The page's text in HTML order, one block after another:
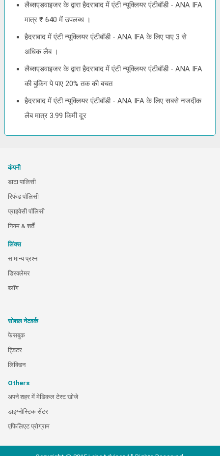
लैब्सएडवाइजर के द्वारा हैदराबाद में एंटी न्यूक्लियर एंटीबॉडी - ANA IFA
मात्र ₹ 640 में उपलब्ध ।
हैदराबाद में एंटी न्यूक्लियर एंटीबॉडी - ANA IFA के लिए पाए 3 से
अधिक लैब ।
लैब्सएडवाइजर के द्वारा हैदराबाद में एंटी न्यूक्लियर एंटीबॉडी - ANA IFA
की बुकिंग पे पाए 20% तक की बचत
हैदराबाद में एंटी न्यूक्लियर एंटीबॉडी - ANA IFA के लिए सबसे नजदीक
लैब मात्र 3.99 किमी दूर
कंपनी
डाटा पालिसी
रिफंड पॉलिसी
प्राइवेसी पॉलिसी
नियम & शर्तें
लिंक्स
सामान्य प्रश्न
डिस्क्लेमर
ब्लॉग
सोशल नेटवर्क
फेसबुक
ट्विटर
लिंक्डिन
Others
अपने शहर में मेडिकल टेस्ट खोजे
डाइग्नोस्टिक सेंटर
एफिलिएट प्रोग्राम